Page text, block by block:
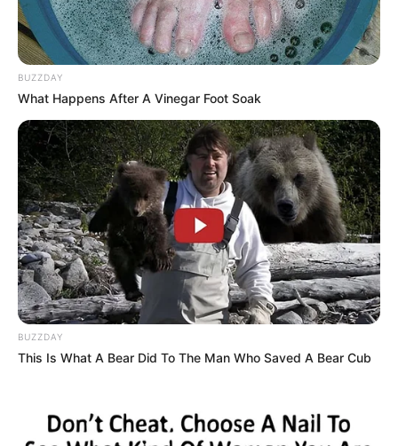
BUZZDAY
What Happens After A Vinegar Foot Soak
BUZZDAY
This Is What A Bear Did To The Man Who Saved A Bear Cub